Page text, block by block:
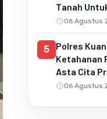
Tanah
Bukti
06 Agustus
5
Polres
Ketahanan
Asta Cita
Penanaman
06 Agustus